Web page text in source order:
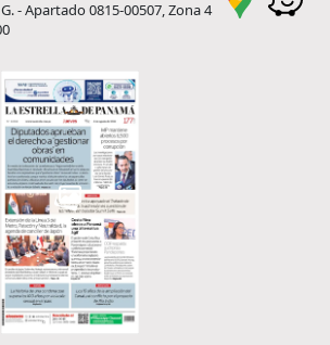
- Apartado 0815-00507, Zona 4